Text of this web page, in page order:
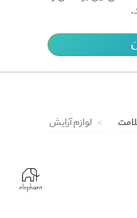
لوازم آرایش